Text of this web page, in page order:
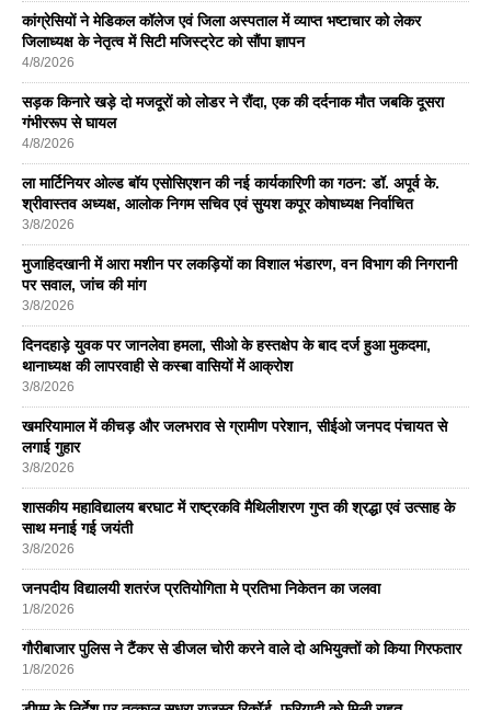
कांग्रेसियों ने मेडिकल कॉलेज एवं जिला अस्पताल में व्याप्त भष्टाचार को लेकर
जिलाध्यक्ष के नेतृत्व में सिटी मजिस्ट्रेट को सौंपा ज्ञापन
4/8/2026
सड़क किनारे खड़े दो मजदूरों को लोडर ने रौंदा, एक की दर्दनाक मौत जबकि दूसरा
गंभीररूप से घायल
4/8/2026
ला मार्टिनियर ओल्ड बॉय एसोसिएशन की नई कार्यकारिणी का गठन: डॉ. अपूर्व के.
श्रीवास्तव अध्यक्ष, आलोक निगम सचिव एवं सुयश कपूर कोषाध्यक्ष निर्वाचित
3/8/2026
मुजाहिदखानी में आरा मशीन पर लकड़ियों का विशाल भंडारण, वन विभाग की निगरानी
पर सवाल, जांच की मांग
3/8/2026
दिनदहाड़े युवक पर जानलेवा हमला, सीओ के हस्तक्षेप के बाद दर्ज हुआ मुकदमा,
थानाध्यक्ष की लापरवाही से कस्बा वासियों में आक्रोश
3/8/2026
खमरियामाल में कीचड़ और जलभराव से ग्रामीण परेशान, सीईओ जनपद पंचायत से
लगाई गुहार
3/8/2026
शासकीय महाविद्यालय बरघाट में राष्ट्रकवि मैथिलीशरण गुप्त की श्रद्धा एवं उत्साह के
साथ मनाई गई जयंती
3/8/2026
जनपदीय विद्यालयी शतरंज प्रतियोगिता मे प्रतिभा निकेतन का जलवा
1/8/2026
गौरीबाजार पुलिस ने टैंकर से डीजल चोरी करने वाले दो अभियुक्तों को किया गिरफतार
1/8/2026